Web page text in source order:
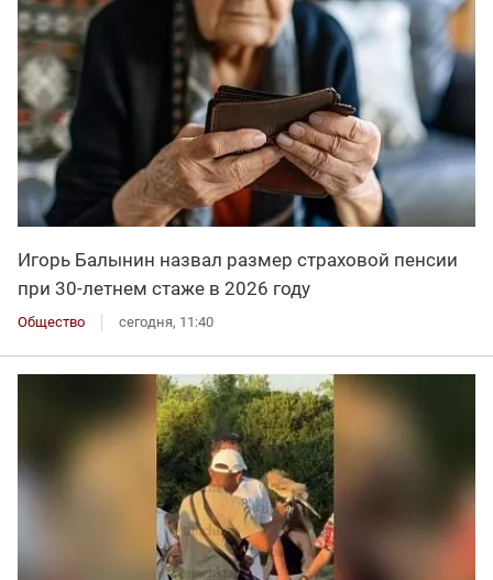
Игорь Балынин назвал размер страховой пенсии
при 30-летнем стаже в 2026 году
Общество сегодня, 11:40